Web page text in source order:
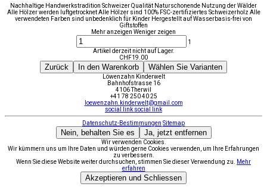
Nachhaltige Handwerkstradition Schweizer Qualität Naturschonende Nutzung der Wälder
Alle Hölzer werden luftgetrocknet Alle Hölzer sind 100% FSC-zertifiziertes Schweizerholz Alle
verwendeten Farben sind unbedenklich für Kinder Hergestellt auf Wasserbasis-frei von
Giftstoffen
Mehr anzeigen Weniger zeigen
1
Artikel derzeit nicht auf Lager.
CHF19.00
Zurück In den Warenkorb Wählen Sie Varianten
Löwenzahn Kinderwelt
Bahnhofstrasse 16
4106 Therwil
+41 78 250 40 25
loewenzahn.kinderwelt@gmail.com
social link social link
Datenschutz-Bestimmungen Sitemap
Nein, behalten Sie es Ja, jetzt entfernen
Wir verwenden Cookies.
Wir kümmern uns um Ihre Daten und würden gerne Cookies verwenden, um Ihre Erfahrungen
zu verbessern.
Wenn Sie diese Website weiter durchsuchen, stimmen Sie dieser Verwendung zu.
Mehr
erfahren
Akzeptieren und Schliessen